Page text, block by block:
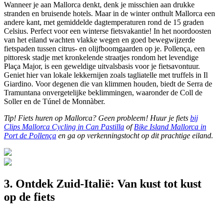
Wanneer je aan Mallorca denkt, denk je misschien aan drukke
stranden en bruisende hotels. Maar in de winter onthult Mallorca een
andere kant, met gemiddelde dagtemperaturen rond de 15 graden
Celsius. Perfect voor een winterse fietsvakantie! In het noordoosten
van het eiland wachten vlakke wegen en goed bewegwijzerde
fietspaden tussen citrus- en olijfboomgaarden op je. Pollença, een
pittoresk stadje met kronkelende straatjes rondom het levendige
Plaça Major, is een geweldige uitvalsbasis voor je fietsavontuur.
Geniet hier van lokale lekkernijen zoals tagliatelle met truffels in Il
Giardino. Voor degenen die van klimmen houden, biedt de Serra de
Tramuntana onvergetelijke beklimmingen, waaronder de Coll de
Soller en de Túnel de Monnàber.
Tip! Fiets huren op Mallorca? Geen probleem! Huur je fiets bij
Clips Mallorca Cycling in Can Pastilla ofBike Island Mallorca in
Port de Pollença en ga op verkenningstocht op dit prachtige eiland.
3. Ontdek Zuid-Italië: Van kust tot kust
op de fiets